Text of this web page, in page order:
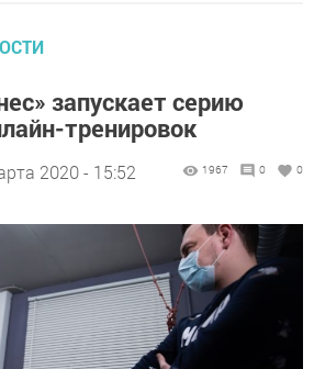
запускает серию
тренировок
2020 - 15:52 1967 0 0